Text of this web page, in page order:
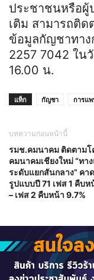
ประชาชนหรือผู้
เติม สามารถติ
ข้อมูลกัญชาทาง
2257 7042 ใน
16.00 น.
แท็ก กัญชา การแพ
บทความก่อนหน้านี้
รมช.คมนาคม ติดตามโ
คมนาคมเชียงใหม่ “ทา
ระดับแยกสันกลาง” คา
รูปแบบปี 71 เฟส 1 คืบห
– เฟส 2 คืบหน้า 9.7%